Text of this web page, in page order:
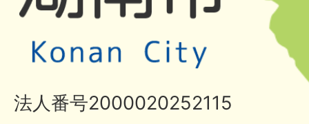
法人番号2000020252115